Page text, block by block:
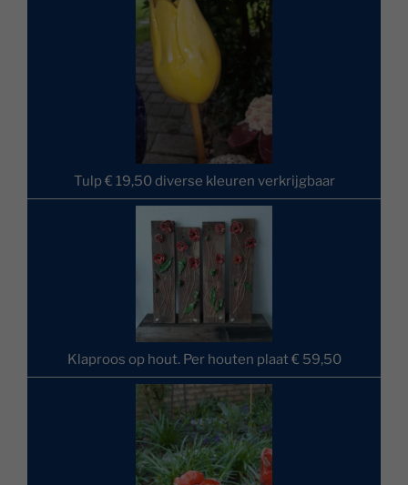
Tulp € 19,50 diverse kleuren verkrijgbaar
Klaproos op hout. Per houten plaat € 59,50